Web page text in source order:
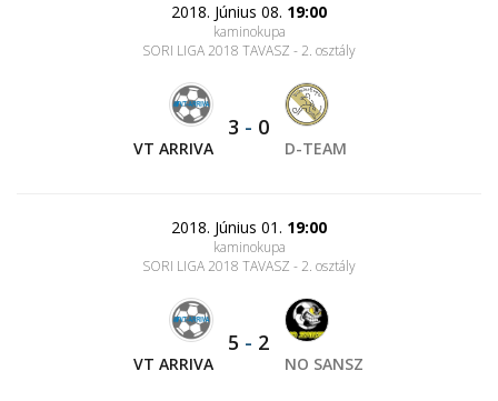
2018. Június 08. 19:00
kaminokupa
SORI LIGA 2018 TAVASZ - 2. osztály
VT ARRIVA
3 - 0
D-TEAM
2018. Június 01. 19:00
kaminokupa
SORI LIGA 2018 TAVASZ - 2. osztály
VT ARRIVA
5 - 2
NO SANSZ